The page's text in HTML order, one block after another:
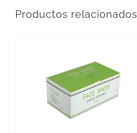
Productos relacionados